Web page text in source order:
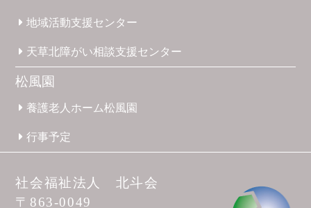
地域活動支援センター
天草北障がい相談支援センター
松風園
養護老人ホーム松風園
行事予定
社会福祉法人 北斗会
〒863-0049